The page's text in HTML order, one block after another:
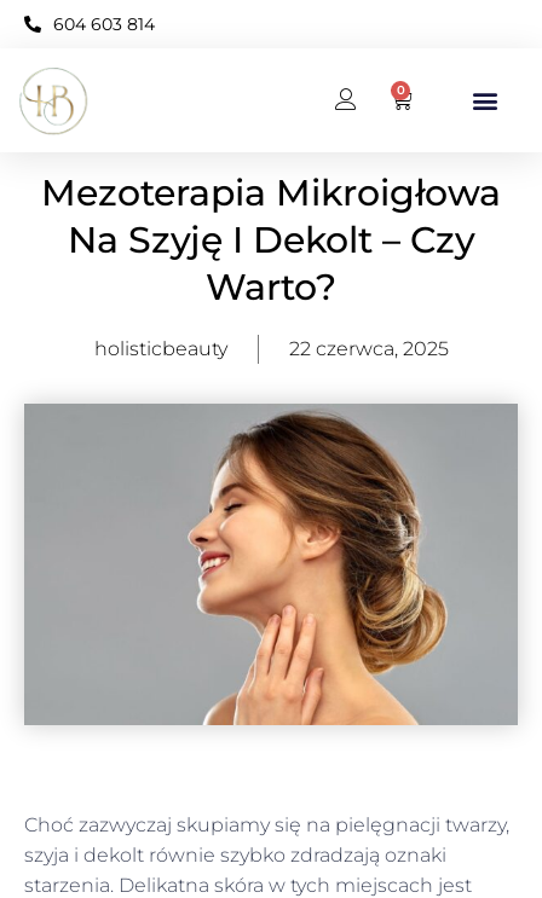
604 603 814
0
Mezoterapia Mikroigłowa
Na Szyję I Dekolt – Czy
Warto?
holisticbeauty 22 czerwca, 2025
Choć zazwyczaj skupiamy się na pielęgnacji twarzy,
szyja i dekolt równie szybko zdradzają oznaki
starzenia. Delikatna skóra w tych miejscach jest